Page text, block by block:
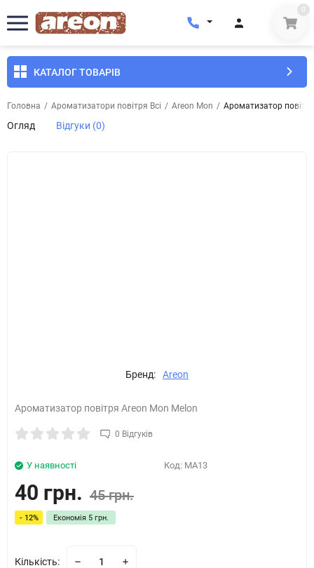
0
КАТАЛОГ ТОВАРІВ
Головна / Ароматизатори повітря Всі / Areon Mon / Ароматизатор
Огляд Відгуки (0)
Бренд: Areon
Ароматизатор повітря Areon Mon Melon
0 Відгуків
У наявності Код: MA13
40 грн. 45 грн.
- 12% Економія 5 грн.
Кількість: